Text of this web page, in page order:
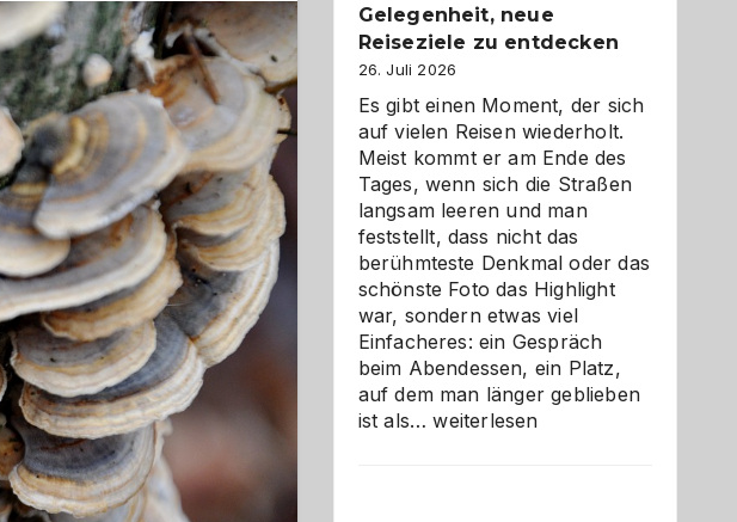
Gelegenheit, neue
Reiseziele zu entdecken
26. Juli 2026
Es gibt einen Moment, der sich
auf vielen Reisen wiederholt.
Meist kommt er am Ende des
Tages, wenn sich die Straßen
langsam leeren und man
feststellt, dass nicht das
berühmteste Denkmal oder das
schönste Foto das Highlight
war, sondern etwas viel
Einfacheres: ein Gespräch
beim Abendessen, ein Platz,
auf dem man länger geblieben
ist als…Als
weiterlesen